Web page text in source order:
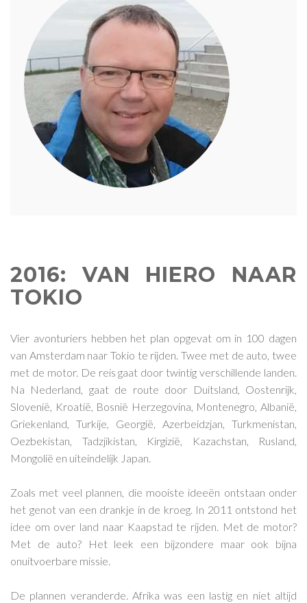
2016: VAN HIERO NAAR
TOKIO
Vier avonturiers hebben het plan opgevat om in 100 dagen
van Amsterdam naar Tokio te rijden. Twee met de auto, twee
met de motor. De reis gaat door twintig verschillende landen.
Na Nederland, gaat de route door Duitsland, Oostenrijk,
Slovenië, Kroatië, Bosnië Herzegovina, Montenegro, Albanië,
Griekenland, Turkije, Georgië, Azerbeidzjan, Turkmenistan,
Oezbekistan, Tadzjikistan, Kirgizië, Kazachstan, Rusland,
Mongolië en uiteindelijk Japan.
Zoals met veel plannen, die mooiste ideeën ontstaan onder
het genot van een drankje in de kroeg. In 2011 ontstond het
idee om over land naar Kaapstad te rijden. Met de motor?
Met de auto? Het leek een bijzondere maar ook bijna
onuitvoerbare missie.
De plannen veranderde. Afrika was een lastig en niet altijd